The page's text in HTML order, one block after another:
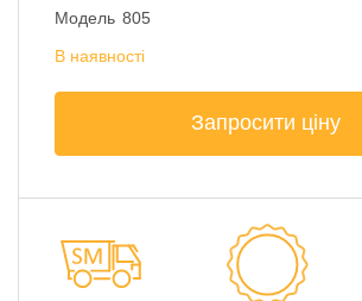
Модель 805
В наявності
Запросити ціну